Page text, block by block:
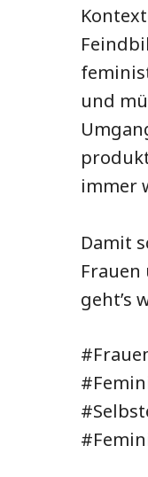
und
immer
Damit
Frauen
geht’s